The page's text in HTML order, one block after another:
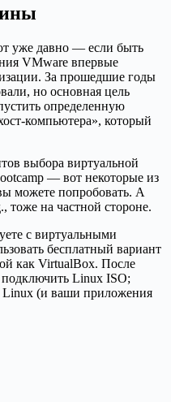
уже давно — если быть
VMware впервые
За прошедшие годы
но основная цель
определенную
компьютера», который
выбора виртуальной
— вот некоторые из
можете попробовать. А
тоже на частной стороне.
с виртуальными
бесплатный вариант
как VirtualBox. После
Linux ISO;
Linux (и ваши приложения